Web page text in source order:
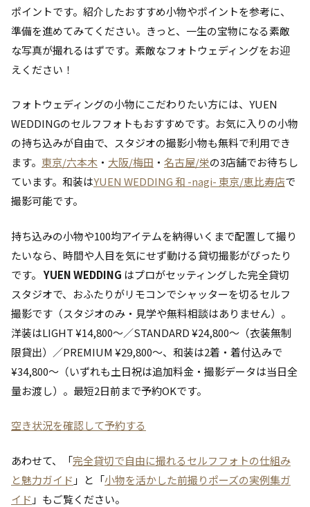
ポイントです。紹介したおすすめ小物やポイントを参考に、
準備を進めてみてください。きっと、一生の宝物になる素敵
な写真が撮れるはずです。素敵なフォトウェディングをお迎
えください！
フォトウェディングの小物にこだわりたい方には、YUEN
WEDDINGのセルフフォトもおすすめです。お気に入りの小物
の持ち込みが自由で、スタジオの撮影小物も無料で利用でき
ます。 東京/六本木 ・ 大阪/梅田 ・ 名古屋/栄の3店舗でお待ちし
ています。和装はYUEN WEDDING 和 -nagi- 東京/恵比寿店で
撮影可能です。
持ち込みの小物や100均アイテムを納得いくまで配置して撮り
たいなら、時間や人目を気にせず動ける貸切撮影がぴったり
です。YUEN WEDDING はプロがセッティングした完全貸切
スタジオで、おふたりがリモコンでシャッターを切るセルフ
撮影です（スタジオのみ・見学や無料相談はありません）。
洋装はLIGHT ¥14,800〜／STANDARD ¥24,800〜（衣装無制
限貸出）／PREMIUM ¥29,800〜、和装は2着・着付込みで
¥34,800〜（いずれも土日祝は追加料金・撮影データは当日全
量お渡し）。最短2日前まで予約OKです。
空き状況を確認して予約する
あわせて、「完全貸切で自由に撮れるセルフフォトの仕組み
と魅力ガイド 」と「小物を活かした前撮りポーズの実例集ガ
イド 」もご覧ください。